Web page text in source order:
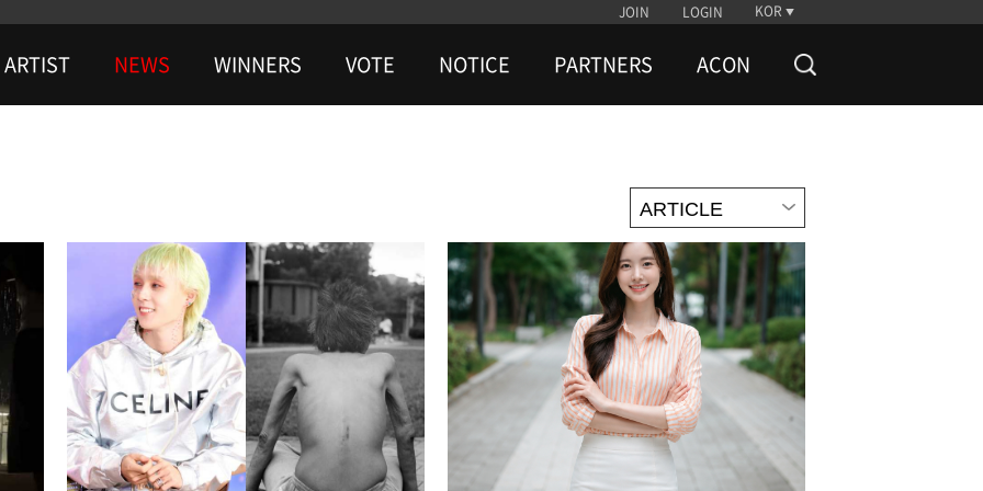
JOIN LOGIN KOR
ARTIST NEWS WINNERS VOTE NOTICE PARTNERS ACON
ARTICLE